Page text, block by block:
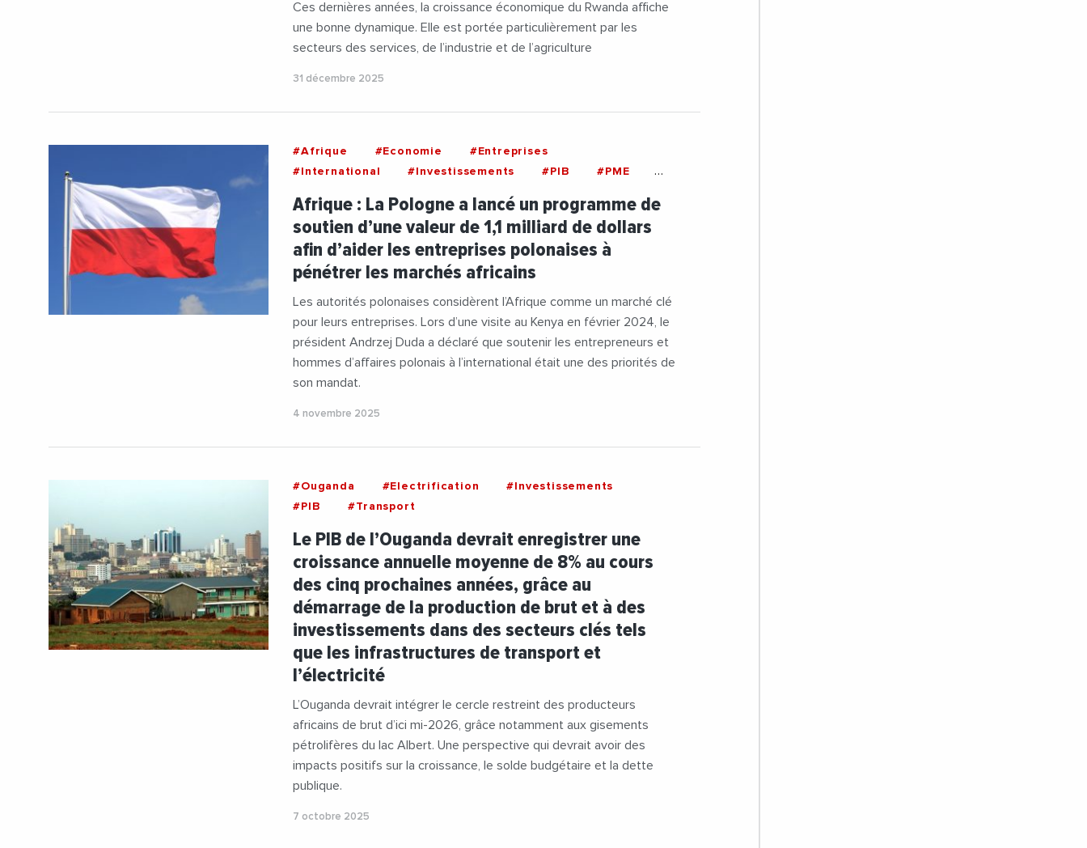
Ces dernières années, la croissance économique du Rwanda affiche
une bonne dynamique. Elle est portée particulièrement par les
secteurs des services, de l’industrie et de l’agriculture
31 décembre 2025
#Afrique #Economie
#Entreprises
#International
#Investissements #PIB
#PME
Afrique : La Pologne a lancé un programme de
soutien d’une valeur de 1,1 milliard de dollars
afin d’aider les entreprises polonaises à
pénétrer les marchés africains
Les autorités polonaises considèrent l’Afrique comme un marché clé
pour leurs entreprises. Lors d’une visite au Kenya en février 2024, le
président Andrzej Duda a déclaré que soutenir les entrepreneurs et
hommes d’affaires polonais à l’international était une des priorités de
son mandat.
4 novembre 2025
#Ouganda #Electrification
#Investissements
#PIB
#Transport
Le PIB de l’Ouganda devrait enregistrer une
croissance annuelle moyenne de 8% au cours
des cinq prochaines années, grâce au
démarrage de la production de brut et à des
investissements dans des secteurs clés tels
que les infrastructures de transport et
l’électricité
L’Ouganda devrait intégrer le cercle restreint des producteurs
africains de brut d’ici mi-2026, grâce notamment aux gisements
pétrolifères du lac Albert. Une perspective qui devrait avoir des
impacts positifs sur la croissance, le solde budgétaire et la dette
publique.
7 octobre 2025